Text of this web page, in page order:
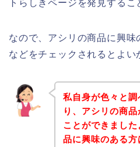
トらしきページを発見するこ
なので、アシリの商品に興味
などをチェックされるとよい
私自身が色々と
り、アシリの商
ことができまし
品に興味のある